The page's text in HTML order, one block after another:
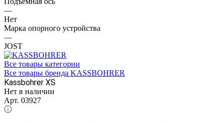
—
Нет
Марка опорного устройства
—
JOST
Все товары категории
Все товары бренда KASSBOHRER
Kassbohrer XS
Нет в наличии
Арт. 03927